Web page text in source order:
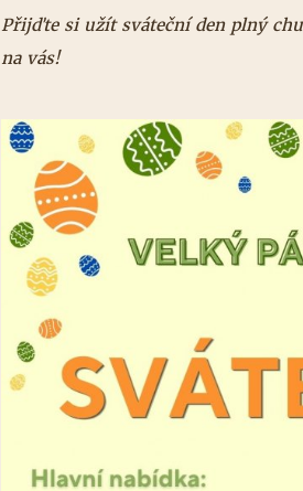
Přijďte si užít sváteční den plný
na vás!